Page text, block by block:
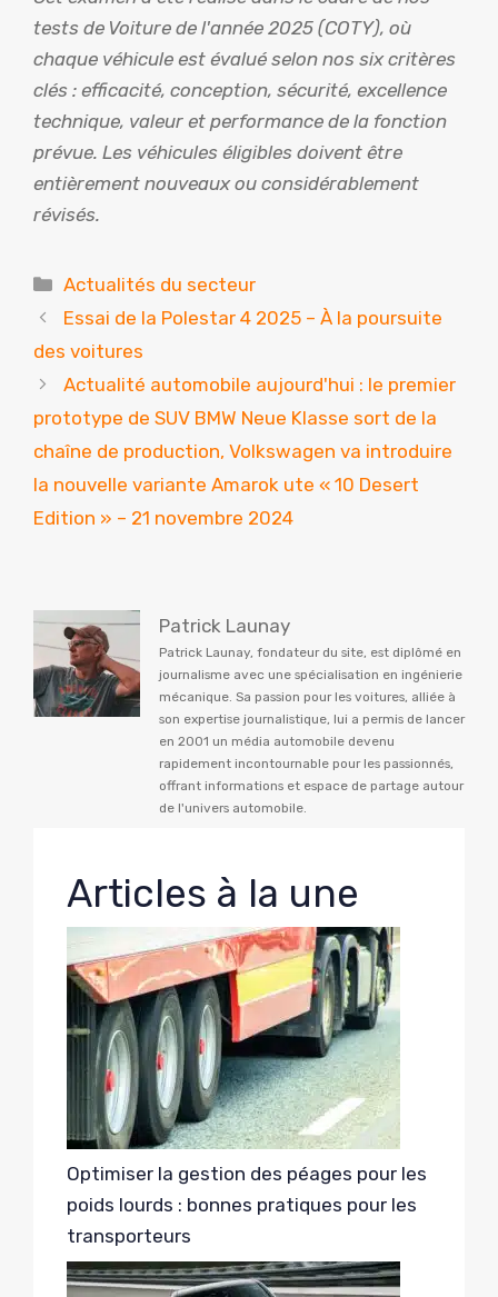
tests de Voiture de l'année 2025 (COTY), où
chaque véhicule est évalué selon nos six critères
clés : efficacité, conception, sécurité, excellence
technique, valeur et performance de la fonction
prévue. Les véhicules éligibles doivent être
entièrement nouveaux ou considérablement
révisés.
Catégories
Actualités du secteur
Essai de la Polestar 4 2025 – À la poursuite
des voitures
Actualité automobile aujourd'hui : le premier
prototype de SUV BMW Neue Klasse sort de la
chaîne de production, Volkswagen va introduire
la nouvelle variante Amarok ute « 10 Desert
Edition » – 21 novembre 2024
Patrick Launay
Patrick Launay, fondateur du site, est diplômé en
journalisme avec une spécialisation en ingénierie
mécanique. Sa passion pour les voitures, alliée à
son expertise journalistique, lui a permis de lancer
en 2001 un média automobile devenu
rapidement incontournable pour les passionnés,
offrant informations et espace de partage autour
de l'univers automobile.
Articles à la une
Optimiser la gestion des péages pour les
poids lourds : bonnes pratiques pour les
transporteurs